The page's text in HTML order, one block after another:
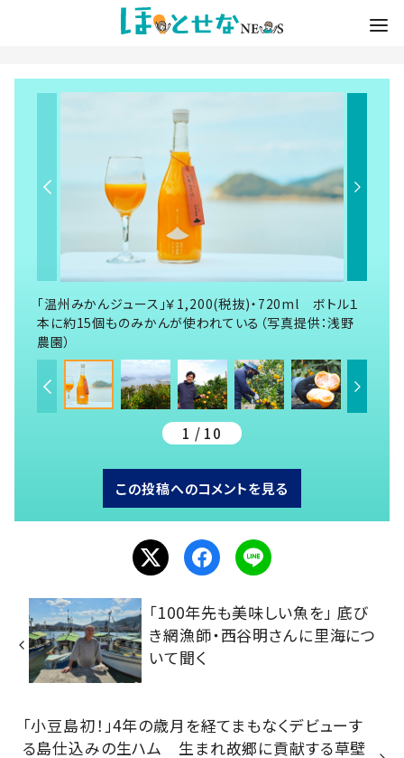
「温州みかんジュース」￥1,200(税抜)・720ml ボトル１
本に約15個ものみかんが使われている（写真提供：浅野
農園）
1 / 10
この投稿へのコメントを見る
「100年先も美味しい魚を」 底び
き網漁師・西谷明さんに里海につ
いて聞く
「小豆島初！」4年の歳月を経てまもなくデビューす
る島仕込みの生ハム 生まれ故郷に貢献する草壁